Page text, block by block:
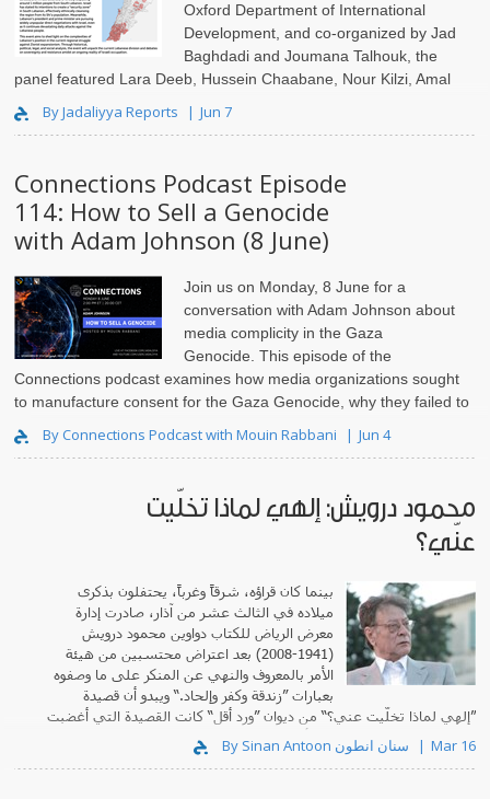
Oxford Department of International
Development, and co-organized by Jad
Baghdadi and Joumana Talhouk, the
panel featured Lara Deeb, Hussein Chaabane, Nour Kilzi, Amal
By Jadaliyya Reports Jun 7
Connections Podcast Episode
114: How to Sell a Genocide
with Adam Johnson (8 June)
Join us on Monday, 8 June for a
conversation with Adam Johnson about
media complicity in the Gaza
Genocide. This episode of the
Connections podcast examines how media organizations sought
to manufacture consent for the Gaza Genocide, why they failed to
By Connections Podcast with Mouin Rabbani Jun 4
محمود درويش: إلهي لماذا تخلّيت
عنّي؟
بينما كان قراؤه، شرقاً وغرباً، يحتفلون بذكرى
ميلاده في الثالث عشر من آذار، صادرت إدارة
معرض الرياض للكتاب دواوين محمود درويش
(1941-2008) بعد اعتراض محتسبين من هيئة
الأمر بالمعروف والنهي عن المنكر على ما وصفوه
بعبارات ”زندقة وكفر وإلحاد.“ ويبدو أن قصيدة
”إلهي لماذا تخلّيت عني؟“ من ديوان ”ورد أقل“ كانت القصيدة التي أغضبت
المحتسبين كما يظهر الفديو أدناه. نعيد نشر..
Mar 16